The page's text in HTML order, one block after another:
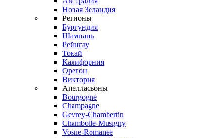
Новая Зеландия
Регионы
Бургундия
Шампань
Рейнгау
Токай
Калифорния
Орегон
Виктория
Апелласьоны
Bourgogne
Champagne
Gevrey-Chambertin
Chambolle-Musigny
Vosne-Romanee